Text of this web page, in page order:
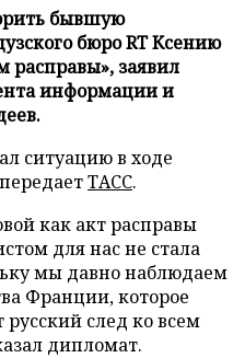
бывшую
бюро RT Ксению
расправы», заявил
информации и
ситуацию в ходе
ТАСС.
как акт расправы
для нас не стала
мы давно наблюдаем
Франции, которое
след ко всем
дипломат.